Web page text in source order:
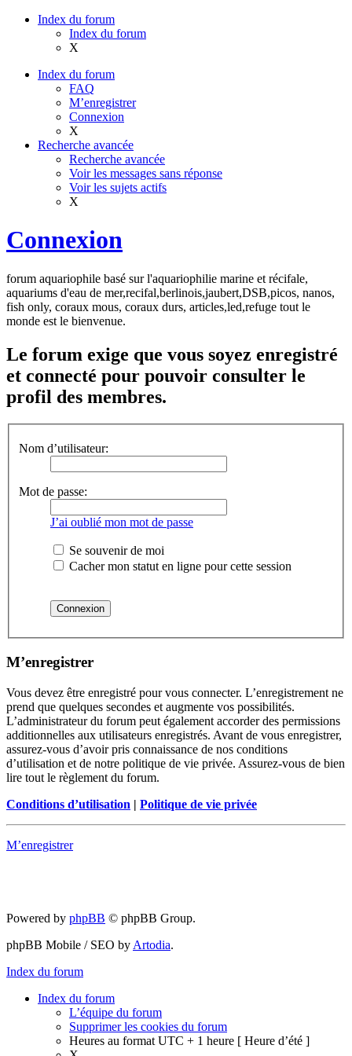
Index du forum
Index du forum
X
Index du forum
FAQ
M’enregistrer
Connexion
X
Recherche avancée
Recherche avancée
Voir les messages sans réponse
Voir les sujets actifs
X
Connexion
forum aquariophile basé sur l'aquariophilie marine et récifale,
aquariums d'eau de mer,recifal,berlinois,jaubert,DSB,picos, nanos,
fish only, coraux mous, coraux durs, articles,led,refuge tout le
monde est le bienvenue.
Le forum exige que vous soyez enregistré
et connecté pour pouvoir consulter le
profil des membres.
Nom d’utilisateur:
Mot de passe:
J’ai oublié mon mot de passe
Se souvenir de moi
Cacher mon statut en ligne pour cette session
M’enregistrer
Vous devez être enregistré pour vous connecter. L’enregistrement ne
prend que quelques secondes et augmente vos possibilités.
L’administrateur du forum peut également accorder des permissions
additionnelles aux utilisateurs enregistrés. Avant de vous enregistrer,
assurez-vous d’avoir pris connaissance de nos conditions
d’utilisation et de notre politique de vie privée. Assurez-vous de bien
lire tout le règlement du forum.
Conditions d’utilisation | Politique de vie privée
M’enregistrer
Powered by phpBB © phpBB Group.
phpBB Mobile / SEO by Artodia.
Index du forum
Index du forum
L’équipe du forum
Supprimer les cookies du forum
Heures au format UTC + 1 heure [ Heure d’été ]